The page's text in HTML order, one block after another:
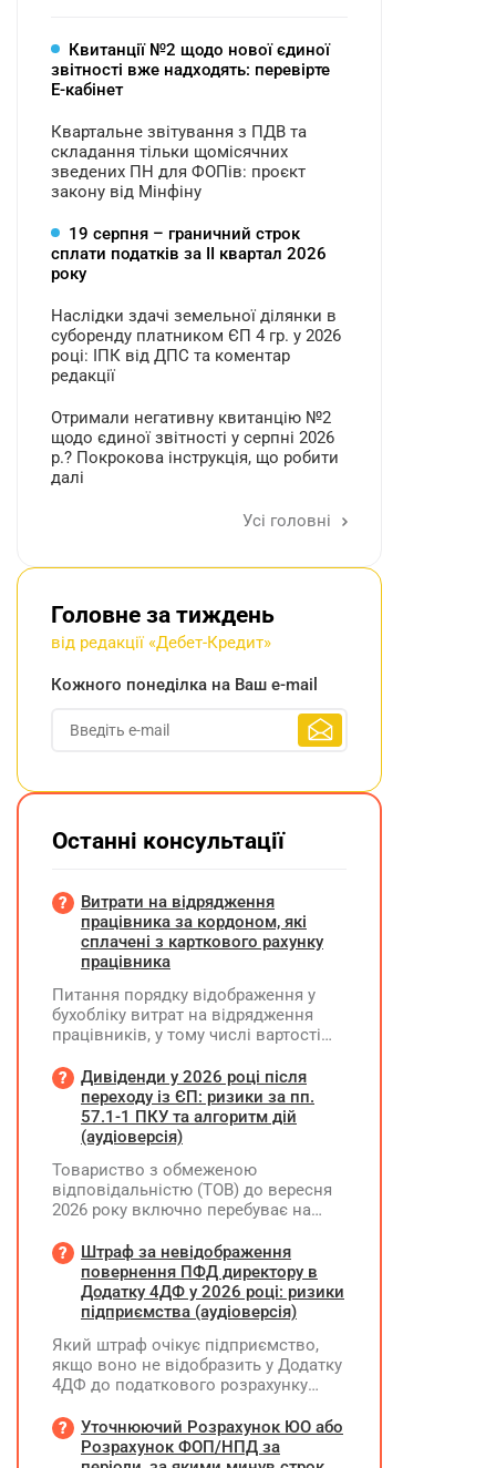
Квитанції №2 щодо нової єдиної
звітності вже надходять: перевірте
Е-кабінет
Квартальне звітування з ПДВ та
складання тільки щомісячних
зведених ПН для ФОПів: проєкт
закону від Мінфіну
19 серпня – граничний строк
сплати податків за ІI квартал 2026
року
Наслідки здачі земельної ділянки в
суборенду платником ЄП 4 гр. у 2026
році: ІПК від ДПС та коментар
редакції
Отримали негативну квитанцію №2
щодо єдиної звітності у серпні 2026
р.? Покрокова інструкція, що робити
далі
Усі головні
Головне за тиждень
від редакції «Дебет-Кредит»
Кожного понеділка на Ваш e-mail
Останні консультації
Витрати на відрядження
працівника за кордоном, які
сплачені з карткового рахунку
працівника
Питання порядку відображення у
бухобліку витрат на відрядження
працівників, у тому числі вартості
карткового рахунку працівника та
підтвердження таких операцій
первинними документами, належать
до компетенції Мінфіну
Дивіденди у 2026 році після
переходу із ЄП: ризики за пп.
57.1-1 ПКУ та алгоритм дій
(аудіоверсія)
Товариство з обмеженою
відповідальністю (ТОВ) до вересня
2026 року включно перебуває на
(єдиний податок, 3 група, ставка 5%,
неплатник ПДВ). З 1 жовтня 2026
року підприємство переходить на
загальну систему оподаткування
прибуток). За результатами
діяльності у періоді 2024–2025 років
(під час перебування на спрощеній
чистий прибуток, сума
нерозподіленого прибутку в балансі
Штраф за невідображення
повернення ПФД директору в
Додатку 4ДФ у 2026 році: ризики
підприємства (аудіоверсія)
Який штраф очікує підприємство,
якщо воно не відобразить у Додатку
4ДФ до податкового розрахунку
допомоги (ПФД) директору?
Уточнюючий Розрахунок ЮО або
Розрахунок ФОП/НПД за